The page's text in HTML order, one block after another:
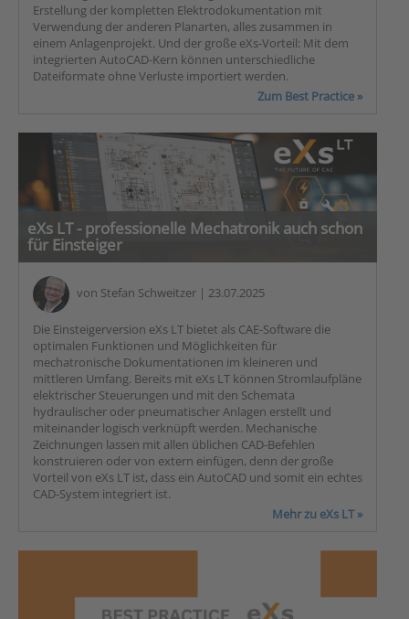
Erstellung der kompletten Elektrodokumentation mit
Verwendung der anderen Planarten, alles zusammen in
einem Anlagenprojekt. Und der große eXs-Vorteil: Mit dem
integrierten AutoCAD-Kern können unterschiedliche
Dateiformate ohne Verluste importiert werden.
Zum Best Practice »
eXs LT - professionelle Mechatronik auch schon
für Einsteiger
von Stefan Schweitzer | 23.07.2025
Die Einsteigerversion eXs LT bietet als CAE-Software die
optimalen Funktionen und Möglichkeiten für
mechatronische Dokumentationen im kleineren und
mittleren Umfang. Bereits mit eXs LT können Stromlaufpläne
elektrischer Steuerungen und mit den Schemata
hydraulischer oder pneumatischer Anlagen erstellt und
miteinander logisch verknüpft werden. Mechanische
Zeichnungen lassen mit allen üblichen CAD-Befehlen
konstruieren oder von extern einfügen, denn der große
Vorteil von eXs LT ist, dass ein AutoCAD und somit ein echtes
CAD-System integriert ist.
Mehr zu eXs LT »